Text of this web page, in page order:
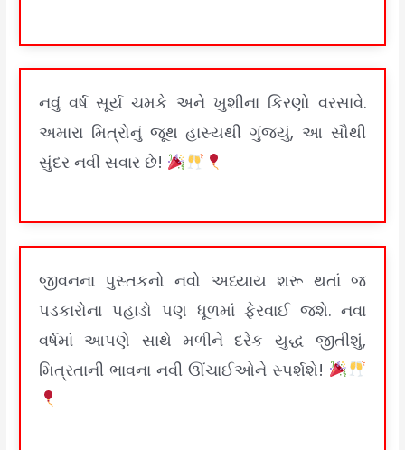
નવું વર્ષ સૂર્ય ચમકે અને ખુશીના કિરણો વરસાવે.
અમારા મિત્રોનું જૂથ હાસ્યથી ગુંજ્યું, આ સૌથી
સુંદર નવી સવાર છે!
જીવનના પુસ્તકનો નવો અધ્યાય શરૂ થતાં જ
પડકારોના પહાડો પણ ધૂળમાં ફેરવાઈ જશે. નવા
વર્ષમાં આપણે સાથે મળીને દરેક યુદ્ધ જીતીશું,
મિત્રતાની ભાવના નવી ઊંચાઈઓને સ્પર્શશે!